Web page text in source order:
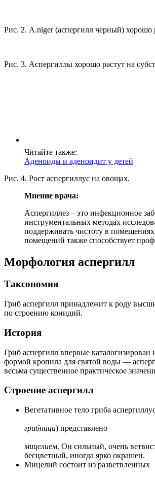
Рис. 2. А.niger (аспергилл черный)
Рис. 3. Аспергиллы хорошо растут на
Читайте также:
Аденоиды и аденоидит у детей
Рис. 4. Рост аспергиллус на овощах.
Мнение врача:
Аспергиллез – это инфекционное
инструментальных методах
поддерживать чистоту в
помещений также способствует
Морфология аспергилл
Таксономия
Гриб аспергилл принадлежит к роду
по строению конидий.
История
Гриб аспергилл впервые
формой кропила для святой воды —
весьма существенное практическое
Строение аспергилл
Вегетативное тело гриба
грибница) представлено
мицелием. Он сильный, очень
бесцветный, иногда ярко окрашен.
Мицелий состоит из разветвленных